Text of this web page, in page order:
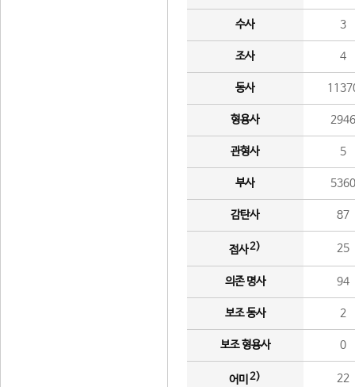
수사 3
조사 4
동사
형용사 2946
관형사 5
부사 5360
감탄사 87
접사2) 25
의존 명사 94
보조 동사 2
보조 형용사 0
어미 2) 22